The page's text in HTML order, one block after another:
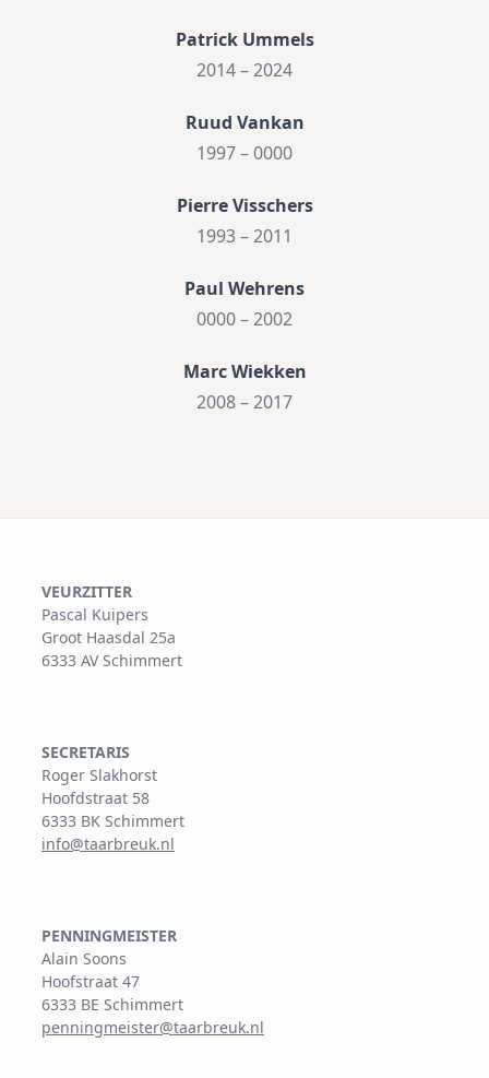
Patrick Ummels
2014 – 2024
Ruud Vankan
1997 – 0000
Pierre Visschers
1993 – 2011
Paul Wehrens
0000 – 2002
Marc Wiekken
2008 – 2017
VEURZITTER
Pascal Kuipers
Groot Haasdal 25a
6333 AV Schimmert
SECRETARIS
Roger Slakhorst
Hoofdstraat 58
6333 BK Schimmert
info@taarbreuk.nl
PENNINGMEISTER
Alain Soons
Hoofstraat 47
6333 BE Schimmert
penningmeister@taarbreuk.nl